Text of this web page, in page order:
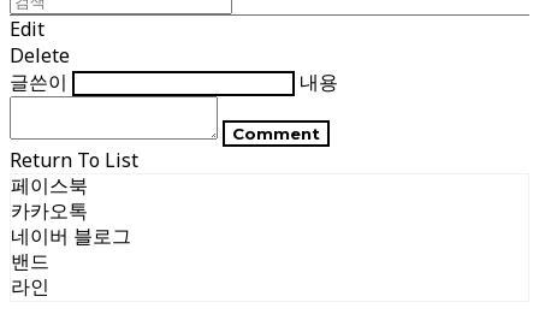
Edit
Delete
글쓴이
내용
Comment
Return To List
페이스북
카카오톡
네이버 블로그
밴드
라인